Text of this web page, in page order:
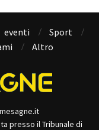
eventi
Sport
Altro
presso il Tribunale di